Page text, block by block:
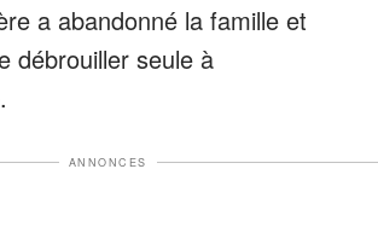
a abandonné la famille et
débrouiller seule à
ANNONCES